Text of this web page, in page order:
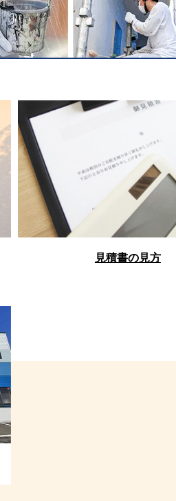
見積書の見方